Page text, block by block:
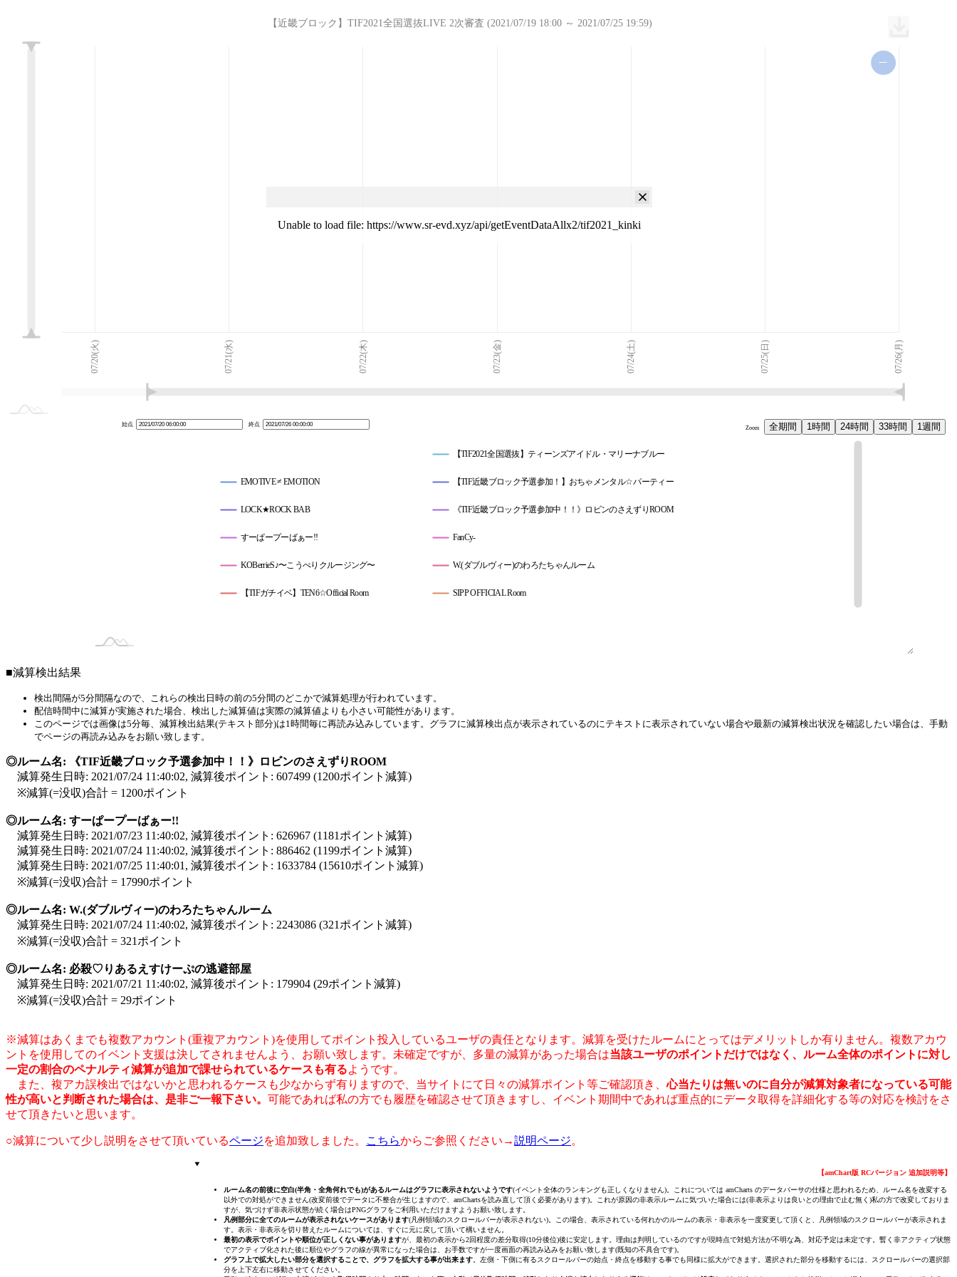
【近畿ブロック】TIF2021全国選抜LIVE 2次審査 (2021/07/19 18:00 ～ 2021/07/25 19:59)
07/19(月)
07/20(火) 07/21(水) 07/22(木) 07/23(金) 07/24(土) 07/25(日) 07/26(月)
07/27(火)
Unable to load file: https://www.sr-evd.xyz/api/getEventDataAllx2/tif2021_kinki
始点 終点
Zoom 全期間 1時間 24時間 33時間 1週間
【TIF2021全国選抜】ティーンズアイドル・マリーナブルー
EMOTIVE ≠ EMOTION 【TIF近畿ブロック予選参加！】おちゃメンタル☆パーティー
LOCK★ROCK BAB 《TIF近畿ブロック予選参加中！！》ロビンのさえずりROOM
すーぱープーばぁー!! FanCy-
KOBerrieS♪〜こうべりクルージング〜 W.(ダブルヴィー)のわろたちゃんルーム
【TIFガチイベ】TEN6☆Official Room SIPP OFFICIAL Room
■減算検出結果
検出間隔が5分間隔なので、これらの検出日時の前の5分間のどこかで減算処理が行われています。
配信時間中に減算が実施された場合、検出した減算値は実際の減算値よりも小さい可能性があります。
このページでは画像は5分毎、減算検出結果(テキスト部分)は1時間毎に再読み込みしています。グラフに減算検出点が表示されているのにテキストに表示されていない場合や最新の減算検出状況を確認したい場合は、手動
でページの再読み込みをお願い致します。
◎ルーム名: 《TIF近畿ブロック予選参加中！！》ロビンのさえずりROOM
減算発生日時: 2021/07/24 11:40:02, 減算後ポイント: 607499 (1200ポイント減算)
※減算(=没収)合計 = 1200ポイント
◎ルーム名: すーぱープーばぁー!!
減算発生日時: 2021/07/23 11:40:02, 減算後ポイント: 626967 (1181ポイント減算)
減算発生日時: 2021/07/24 11:40:02, 減算後ポイント: 886462 (1199ポイント減算)
減算発生日時: 2021/07/25 11:40:01, 減算後ポイント: 1633784 (15610ポイント減算)
※減算(=没収)合計 = 17990ポイント
◎ルーム名: W.(ダブルヴィー)のわろたちゃんルーム
減算発生日時: 2021/07/24 11:40:02, 減算後ポイント: 2243086 (321ポイント減算)
※減算(=没収)合計 = 321ポイント
◎ルーム名: 必殺♡りあるえすけーぷの逃避部屋
減算発生日時: 2021/07/21 11:40:02, 減算後ポイント: 179904 (29ポイント減算)
※減算(=没収)合計 = 29ポイント
※減算はあくまでも複数アカウント(重複アカウント)を使用してポイント投入しているユーザの責任となります。減算を受けたルームにとってはデメリットしか有りません。複数アカウ
ントを使用してのイベント支援は決してされませんよう、お願い致します。未確定ですが、多量の減算があった場合は当該ユーザのポイントだけではなく、ルーム全体のポイントに対し
一定の割合のペナルティ減算が追加で課せられているケースも有るようです。
また、複アカ誤検出ではないかと思われるケースも少なからず有りますので、当サイトにて日々の減算ポイント等ご確認頂き、心当たりは無いのに自分が減算対象者になっている可能
性が高いと判断された場合は、是非ご一報下さい。 可能であれば私の方でも履歴を確認させて頂きますし、イベント期間中であれば重点的にデータ取得を詳細化する等の対応を検討をさ
せて頂きたいと思います。
○減算について少し説明をさせて頂いているページを追加致しました。 こちらからご参照ください→説明ページ。
【amChart版 RCバージョン 追加説明等】
ルーム名の前後に空白(半角・全角何れでも)があるルームはグラフに表示されないようです(イベント全体のランキングも正しくなりません)。これについては amCharts のデータパーサの仕様と思われるため、ルーム名を改変する
以外での対処ができません(改変前後でデータに不整合が生じますので、amChartsを読み直して頂く必要があります)。これが原因の非表示ルームに気づいた場合には(非表示よりは良いとの理由で止む無く)私の方で改変しておりま
すが、気づけず非表示状態が続く場合はPNGグラフをご利用いただけますようお願い致します。
凡例部分に全てのルームが表示されないケースがあります(凡例領域のスクロールバーが表示されない)。この場合、表示されている何れかのルームの表示・非表示を一度変更して頂くと、凡例領域のスクロールバーが表示されま
す。表示・非表示を切り替えたルームについては、すぐに元に戻して頂いて構いません。
最初の表示でポイントや順位が正しくない事がありますが、最初の表示から2回程度の差分取得(10分後位)後に安定します。理由は判明しているのですが現時点で対処方法が不明な為、対応予定は未定です。暫く非アクティブ状態
でアクティブ化された後に順位やグラフの線が異常になった場合は、お手数ですが一度画面の再読み込みをお願い致します(既知の不具合です)。
グラフ上で拡大したい部分を選択することで、グラフを拡大する事が出来ます。左側・下側に有るスクロールバーの始点・終点を移動する事でも同様に拡大ができます。選択された部分を移動するには、スクロールバーの選択部
分を上下左右に移動させてください。